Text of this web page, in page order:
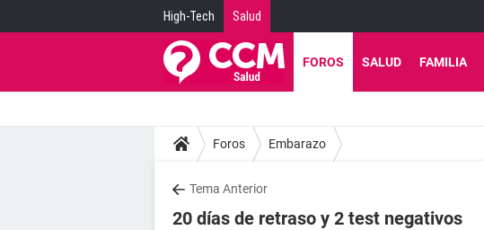
High-Tech Salud
FOROS SALUD FAMILIA
Foros Embarazo
Tema Anterior
20 días de retraso y 2 test negativos